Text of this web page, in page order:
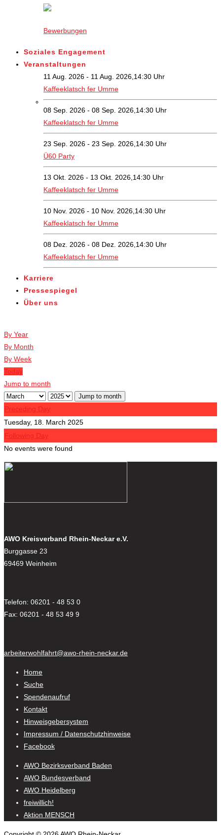
Bewerbungen
Soziales Engagement
Veranstaltungen
11 Aug. 2026 - 11 Aug. 2026,14:30 Uhr
Kaffeeklatsch fer Umme
08 Sep. 2026 - 08 Sep. 2026,14:30 Uhr
Kaffeeklatsch fer Umme
23 Sep. 2026 - 23 Sep. 2026,14:30 Uhr
Ü60 Party
13 Okt. 2026 - 13 Okt. 2026,14:30 Uhr
Kaffeeklatsch fer Umme
10 Nov. 2026 - 10 Nov. 2026,14:30 Uhr
Kaffeeklatsch fer Umme
08 Dez. 2026 - 08 Dez. 2026,14:30 Uhr
Kaffeeklatsch fer Umme
Karriere
Pressespiegel
Über uns
By Year
By Month
By Week
Today
Jump to month
Jump to month
Preceding Day
Tuesday, 18. March 2025
Following Day
No events were found
AWO Kreisverband Rhein-Neckar e.V.
Burggasse 23
69469 Weinheim
Telefon: 06201 - 48 53 0
Fax: 06201 - 48 53 49 9
arbeiterwohlfahrt@awo-rhein-neckar.de
Home
Suche
Spendenaufruf
Kontakt
Hinweisgebersystem
Impressum / Datenschutzhinweise
Facebook
AWO Bezirksverband Baden
AWO Bundesverband
AWO Heidelberg
freiwillich!
Aktion MENSCH